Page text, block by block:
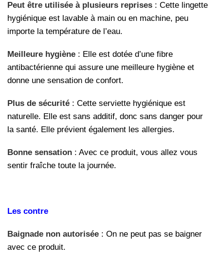
Peut être utilisée à plusieurs reprises : Cette lingette
hygiénique est lavable à main ou en machine, peu
importe la température de l’eau.
Meilleure hygiène : Elle est dotée d’une fibre
antibactérienne qui assure une meilleure hygiène et
donne une sensation de confort.
Plus de sécurité : Cette serviette hygiénique est
naturelle. Elle est sans additif, donc sans danger pour
la santé. Elle prévient également les allergies.
Bonne sensation : Avec ce produit, vous allez vous
sentir fraîche toute la journée.
Les contre
Baignade non autorisée : On ne peut pas se baigner
avec ce produit.